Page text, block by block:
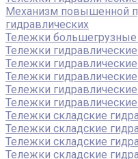
Механизм повышенной
гидравлических
Тележки большегрузные
Тележки
Тележки
Тележки
Тележки
Тележки
Тележки складские
Тележки складские
Тележки складские
Тележки складские